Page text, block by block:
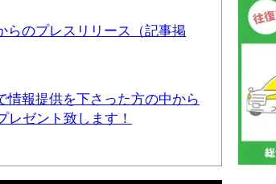
らのプレスリリース（記事掲
情報提供を下さった方の中から
レゼント致します！